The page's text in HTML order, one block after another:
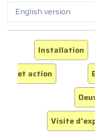
English version
Installation
et action
Visite